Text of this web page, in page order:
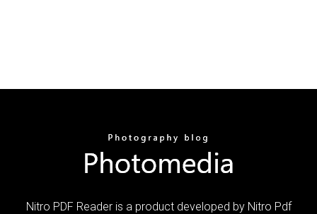
Nitro PDF Reader is a product developed by Nitro Pdf